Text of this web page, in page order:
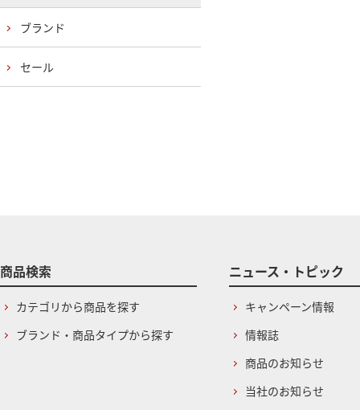
ブランド
セール
商品検索
カテゴリから商品を探す
ブランド・商品タイプから探す
ニュース・トピック
キャンペーン情報
情報誌
商品のお知らせ
当社のお知らせ